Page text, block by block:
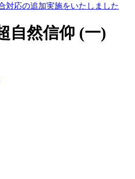
対応の追加実施をいたしました
自然信仰 (一)